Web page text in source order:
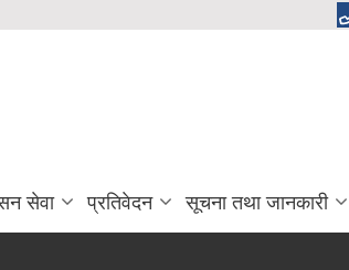
सेवा प्रतिवेदन सूचना तथा जानकारी